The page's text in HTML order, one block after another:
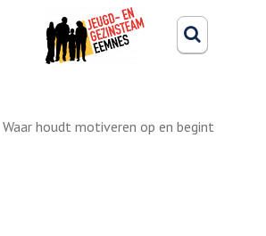
Waar houdt motiveren op en begint